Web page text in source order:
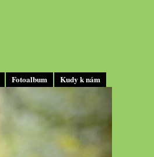
Fotoalbum Kudy k nám